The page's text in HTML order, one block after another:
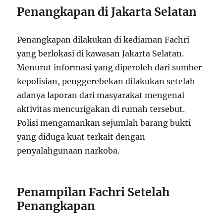
Penangkapan di Jakarta Selatan
Penangkapan dilakukan di kediaman Fachri
yang berlokasi di kawasan Jakarta Selatan.
Menurut informasi yang diperoleh dari sumber
kepolisian, penggerebekan dilakukan setelah
adanya laporan dari masyarakat mengenai
aktivitas mencurigakan di rumah tersebut.
Polisi mengamankan sejumlah barang bukti
yang diduga kuat terkait dengan
penyalahgunaan narkoba.
Penampilan Fachri Setelah
Penangkapan